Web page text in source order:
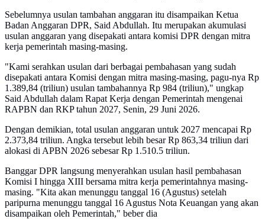
Sebelumnya usulan tambahan anggaran itu disampaikan Ketua
Badan Anggaran DPR, Said Abdullah. Itu merupakan akumulasi
usulan anggaran yang disepakati antara komisi DPR dengan mitra
kerja pemerintah masing-masing.
"Kami serahkan usulan dari berbagai pembahasan yang sudah
disepakati antara Komisi dengan mitra masing-masing, pagu-nya Rp
1.389,84 (triliun) usulan tambahannya Rp 984 (triliun)," ungkap
Said Abdullah dalam Rapat Kerja dengan Pemerintah mengenai
RAPBN dan RKP tahun 2027, Senin, 29 Juni 2026.
Dengan demikian, total usulan anggaran untuk 2027 mencapai Rp
2.373,84 triliun. Angka tersebut lebih besar Rp 863,34 triliun dari
alokasi di APBN 2026 sebesar Rp 1.510.5 triliun.
Banggar DPR langsung menyerahkan usulan hasil pembahasan
Komisi I hingga XIII bersama mitra kerja pemerintahnya masing-
masing. "Kita akan menunggu tanggal 16 (Agustus) setelah
paripurna menunggu tanggal 16 Agustus Nota Keuangan yang akan
disampaikan oleh Pemerintah," beber dia